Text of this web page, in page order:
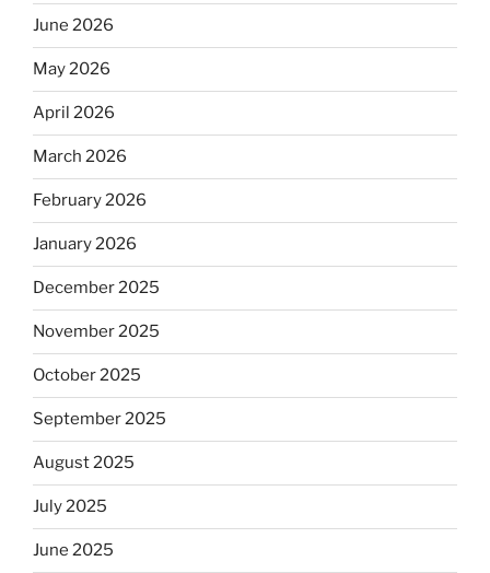
June 2026
May 2026
April 2026
March 2026
February 2026
January 2026
December 2025
November 2025
October 2025
September 2025
August 2025
July 2025
June 2025